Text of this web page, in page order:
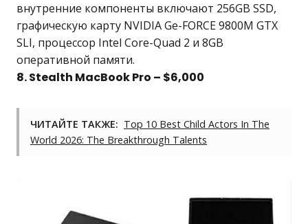
внутренние компоненты включают 256GB SSD,
графическую карту NVIDIA Ge-FORCE 9800M GTX
SLI, процессор Intel Core-Quad 2 и 8GB
оперативной памяти.
8. Stealth MacBook Pro – $6,000
ЧИТАЙТЕ ТАКЖЕ: Top 10 Best Child Actors In The
World 2026: The Breakthrough Talents